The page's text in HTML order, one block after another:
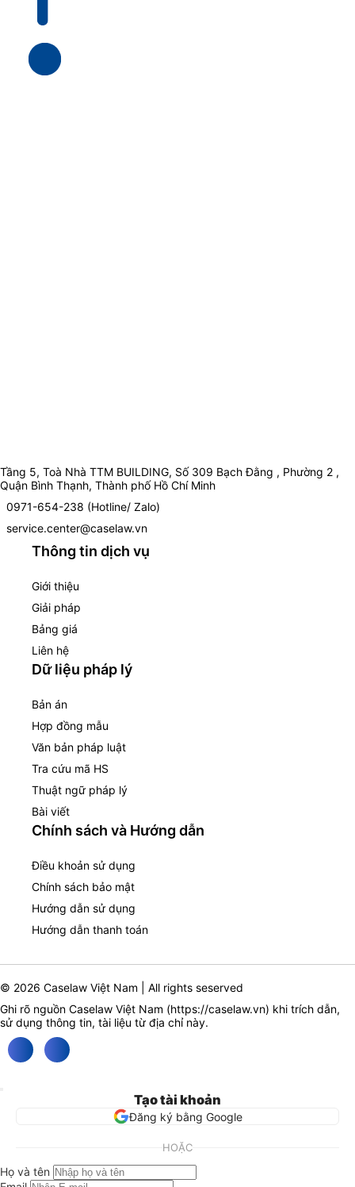
Tầng 5, Toà Nhà TTM BUILDING, Số 309 Bạch Đằng , Phường 2 ,
Quận Bình Thạnh, Thành phố Hồ Chí Minh
0971-654-238 (Hotline/ Zalo)
service.center@caselaw.vn
Thông tin dịch vụ
Giới thiệu
Giải pháp
Bảng giá
Liên hệ
Dữ liệu pháp lý
Bản án
Hợp đồng mẫu
Văn bản pháp luật
Tra cứu mã HS
Thuật ngữ pháp lý
Bài viết
Chính sách và Hướng dẫn
Điều khoản sử dụng
Chính sách bảo mật
Hướng dẫn sử dụng
Hướng dẫn thanh toán
© 2026 Caselaw Việt Nam | All rights seserved
Ghi rõ nguồn Caselaw Việt Nam (https://caselaw.vn) khi trích dẫn,
sử dụng thông tin, tài liệu từ địa chỉ này.
Tạo tài khoản
Đăng ký bằng Google
HOẶC
Họ và tên